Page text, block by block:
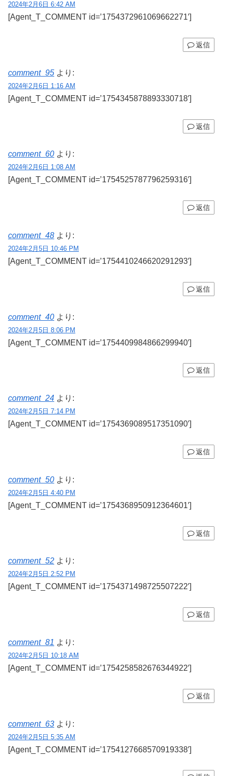
2024年2月6日 6:42 AM
[Agent_T_COMMENT id=’1754372961069662271′]
返信
comment_95 より:
2024年2月6日 1:16 AM
[Agent_T_COMMENT id=’1754345878893330718′]
返信
comment_60 より:
2024年2月6日 1:08 AM
[Agent_T_COMMENT id=’1754525787796259316′]
返信
comment_48 より:
2024年2月5日 10:46 PM
[Agent_T_COMMENT id=’1754410246620291293′]
返信
comment_40 より:
2024年2月5日 8:06 PM
[Agent_T_COMMENT id=’1754409984866299940′]
返信
comment_24 より:
2024年2月5日 7:14 PM
[Agent_T_COMMENT id=’1754369089517351090′]
返信
comment_50 より:
2024年2月5日 4:40 PM
[Agent_T_COMMENT id=’1754368950912364601′]
返信
comment_52 より:
2024年2月5日 2:52 PM
[Agent_T_COMMENT id=’1754371498725507222′]
返信
comment_81 より:
2024年2月5日 10:18 AM
[Agent_T_COMMENT id=’1754258582676344922′]
返信
comment_63 より:
2024年2月5日 5:35 AM
[Agent_T_COMMENT id=’1754127668570919338′]